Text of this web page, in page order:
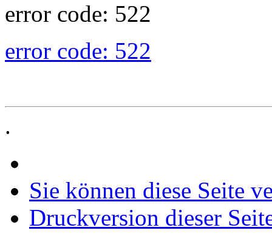
error code: 522
error code: 522
.
Sie können diese Seite
Druckversion dieser